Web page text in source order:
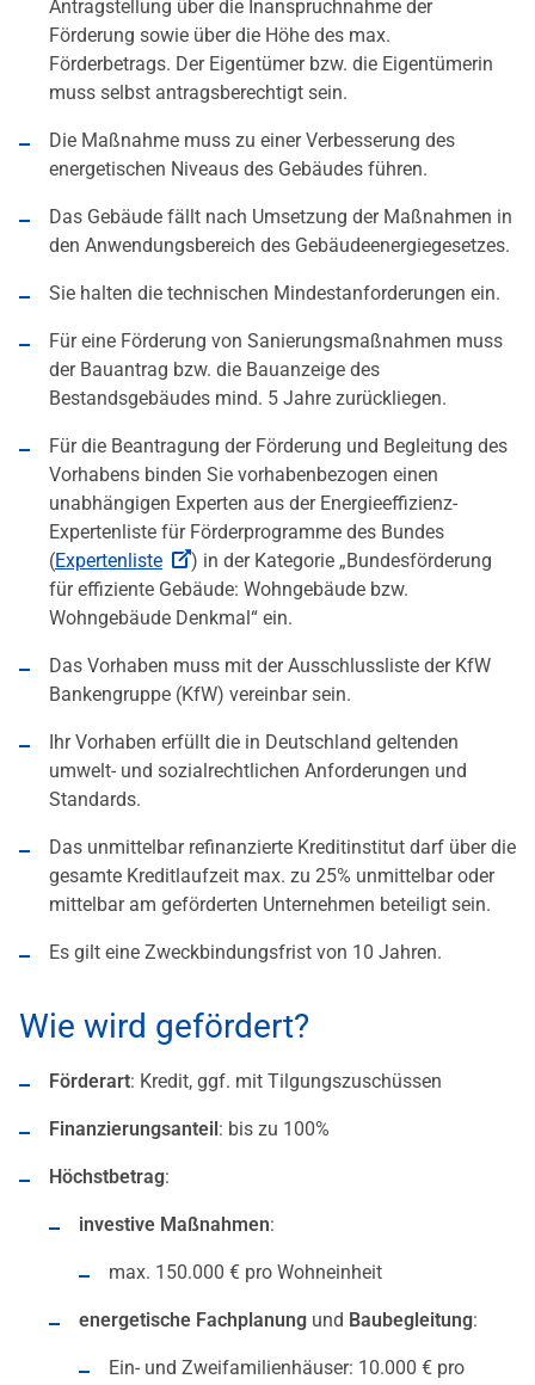
Antragstellung über die Inanspruchnahme der
Förderung sowie über die Höhe des max.
Förderbetrags. Der Eigentümer bzw. die Eigentümerin
muss selbst antragsberechtigt sein.
Die Maßnahme muss zu einer Verbesserung des
energetischen Niveaus des Gebäudes führen.
Das Gebäude fällt nach Umsetzung der Maßnahmen in
den Anwendungsbereich des Gebäudeenergiegesetzes.
Sie halten die technischen Mindestanforderungen ein.
Für eine Förderung von Sanierungsmaßnahmen muss
der Bauantrag bzw. die Bauanzeige des
Bestandsgebäudes mind. 5 Jahre zurückliegen.
Für die Beantragung der Förderung und Begleitung des
Vorhabens binden Sie vorhabenbezogen einen
unabhängigen Experten aus der Energieeffizienz-
Expertenliste für Förderprogramme des Bundes
(Expertenliste
) in der Kategorie „Bundesförderung
für effiziente Gebäude: Wohngebäude bzw.
Wohngebäude Denkmal“ ein.
Das Vorhaben muss mit der Ausschlussliste der KfW
Bankengruppe (KfW) vereinbar sein.
Ihr Vorhaben erfüllt die in Deutschland geltenden
umwelt- und sozialrechtlichen Anforderungen und
Standards.
Das unmittelbar refinanzierte Kreditinstitut darf über die
gesamte Kreditlaufzeit max. zu 25% unmittelbar oder
mittelbar am geförderten Unternehmen beteiligt sein.
Es gilt eine Zweckbindungsfrist von 10 Jahren.
Wie wird gefördert?
Förderart: Kredit, ggf. mit Tilgungszuschüssen
Finanzierungsanteil : bis zu 100%
Höchstbetrag:
investive Maßnahmen:
max. 150.000 € pro Wohneinheit
energetische Fachplanung und Baubegleitung:
Ein- und Zweifamilienhäuser: 10.000 € pro